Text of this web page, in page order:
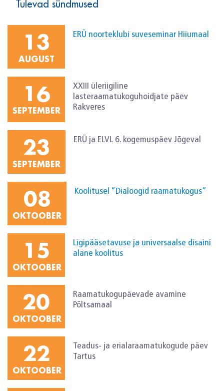
Tulevad sündmused
13
AUGUST
ERÜ noorteklubi suveseminar Hiiumaal
16
SEPTEMBER
XXIII üleriigiline
lasteraamatukoguhoidjate päev
Rakveres
23
SEPTEMBER
ERÜ ja ELVL 6. kogemuspäev Jõgeval
08
OKTOOBER
Koolitusel “Dialoogid raamatukogus”
15
OKTOOBER
Ligipääsetavuse ja universaalse disaini
alane koolitus
20
OKTOOBER
Raamatukogupäevade avamine
Põltsamaal
22
OKTOOBER
Teadus- ja erialaraamatukogude päev
Tartus